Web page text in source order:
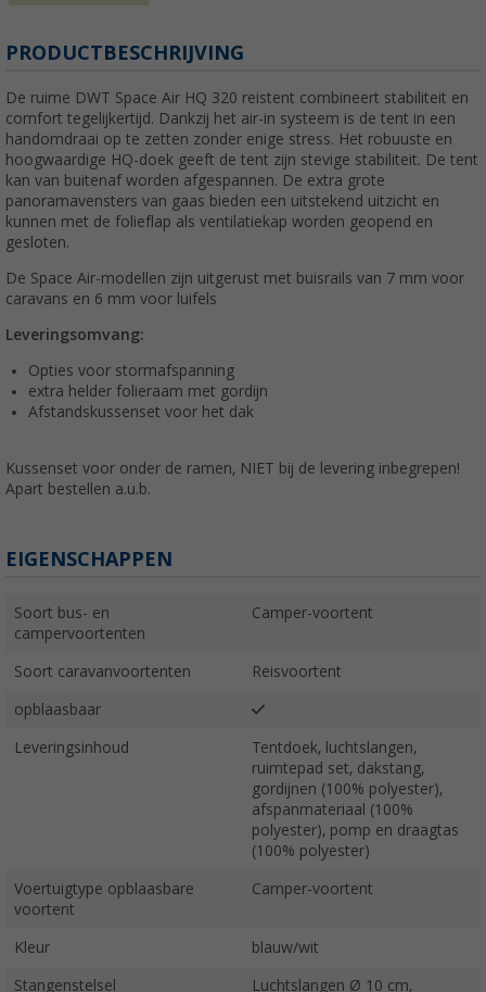
PRODUCTBESCHRIJVING
De ruime DWT Space Air HQ 320 reistent combineert stabiliteit en
comfort tegelijkertijd. Dankzij het air-in systeem is de tent in een
handomdraai op te zetten zonder enige stress. Het robuuste en
hoogwaardige HQ-doek geeft de tent zijn stevige stabiliteit. De tent
kan van buitenaf worden afgespannen. De extra grote
panoramavensters van gaas bieden een uitstekend uitzicht en
kunnen met de folieflap als ventilatiekap worden geopend en
gesloten.
De Space Air-modellen zijn uitgerust met buisrails van 7 mm voor
caravans en 6 mm voor luifels
Leveringsomvang:
Opties voor stormafspanning
extra helder folieraam met gordijn
Afstandskussenset voor het dak
Kussenset voor onder de ramen, NIET bij de levering inbegrepen!
Apart bestellen a.u.b.
EIGENSCHAPPEN
Soort bus- en
campervoortenten
Camper-voortent
Soort caravanvoortenten Reisvoortent
opblaasbaar
Leveringsinhoud
Tentdoek, luchtslangen,
ruimtepad set, dakstang,
gordijnen (100% polyester),
afspanmateriaal (100%
polyester), pomp en draagtas
(100% polyester)
Voertuigtype opblaasbare
voortent
Camper-voortent
Kleur blauw/wit
Stangenstelsel
Luchtslangen Ø 10 cm,